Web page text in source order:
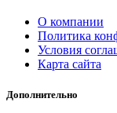
О компании
Политика
Условия
Карта сайта
Дополнительно